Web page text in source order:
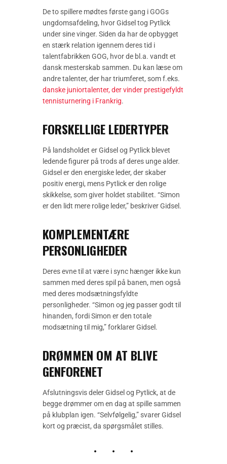
De to spillere mødtes første gang i GOGs
ungdomsafdeling, hvor Gidsel tog Pytlick
under sine vinger. Siden da har de opbygget
en stærk relation igennem deres tid i
talentfabrikken GOG, hvor de bl.a. vandt et
dansk mesterskab sammen. Du kan læse om
andre talenter, der har triumferet, som f.eks.
danske juniortalenter, der vinder prestigefyldt
tennisturnering i Frankrig.
FORSKELLIGE LEDERTYPER
På landsholdet er Gidsel og Pytlick blevet
ledende figurer på trods af deres unge alder.
Gidsel er den energiske leder, der skaber
positiv energi, mens Pytlick er den rolige
skikkelse, som giver holdet stabilitet. “Simon
er den lidt mere rolige leder,” beskriver Gidsel.
KOMPLEMENTÆRE
PERSONLIGHEDER
Deres evne til at være i sync hænger ikke kun
sammen med deres spil på banen, men også
med deres modsætningsfyldte
personligheder. “Simon og jeg passer godt til
hinanden, fordi Simon er den totale
modsætning til mig,” forklarer Gidsel.
DRØMMEN OM AT BLIVE
GENFORENET
Afslutningsvis deler Gidsel og Pytlick, at de
begge drømmer om en dag at spille sammen
på klubplan igen. “Selvfølgelig,” svarer Gidsel
kort og præcist, da spørgsmålet stilles.